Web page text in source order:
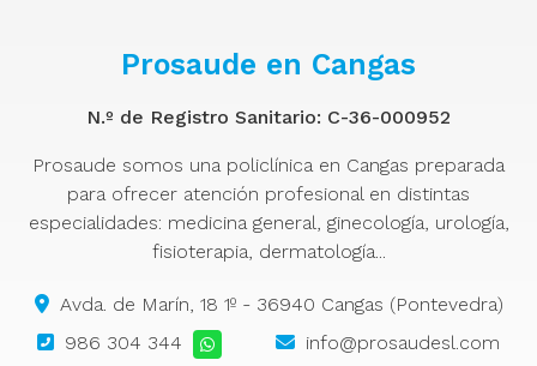
Prosaude en Cangas
N.º de Registro Sanitario: C-36-000952
Prosaude somos una policlínica en Cangas preparada
para ofrecer atención profesional en distintas
especialidades: medicina general, ginecología, urología,
fisioterapia, dermatología...
Avda. de Marín, 18 1º - 36940 Cangas (Pontevedra)
986 304 344
info@prosaudesl.com